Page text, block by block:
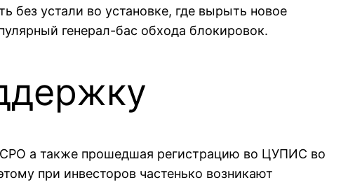
без устали во установке, где вырыть новое
генерал-бас обхода блокировок.
СРО а также прошедшая регистрацию во ЦУПИС во
при инвесторов частенько возникают